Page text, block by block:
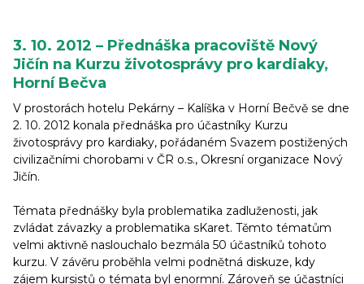
3. 10. 2012 – Přednáška pracoviště Nový
Jičín na Kurzu životosprávy pro kardiaky,
Horní Bečva
V prostorách hotelu Pekárny – Kalíška v Horní Bečvě se dne
2. 10. 2012 konala přednáška pro účastníky Kurzu
životosprávy pro kardiaky, pořádaném Svazem postižených
civilizačními chorobami v ČR o.s., Okresní organizace Nový
Jičín.
Témata přednášky byla problematika zadluženosti, jak
zvládat závazky a problematika sKaret. Těmto tématům
velmi aktivně naslouchalo bezmála 50 účastníků tohoto
kurzu. V závěru proběhla velmi podnětná diskuze, kdy
zájem kursistů o témata byl enormní. Zároveň se účastníci